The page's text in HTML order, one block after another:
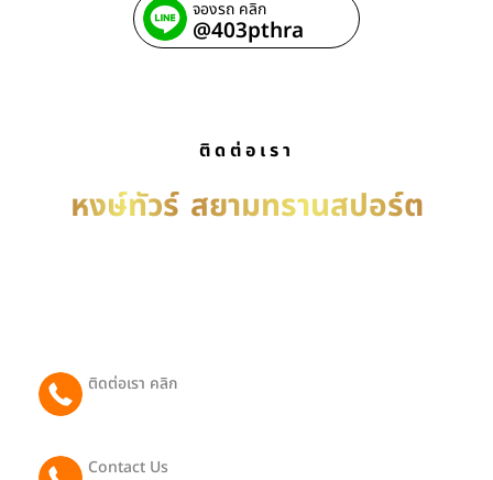
จองรถ คลิก
@403pthra
ติดต่อเรา
หงษ์ทัวร์ สยามทรานสปอร์ต
ติดต่อเรา คลิก
Contact Us